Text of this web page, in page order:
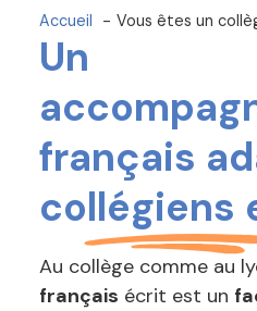
Accueil Vous êtes un
Un
français
collégiens
Au collège comme au
français écrit est un